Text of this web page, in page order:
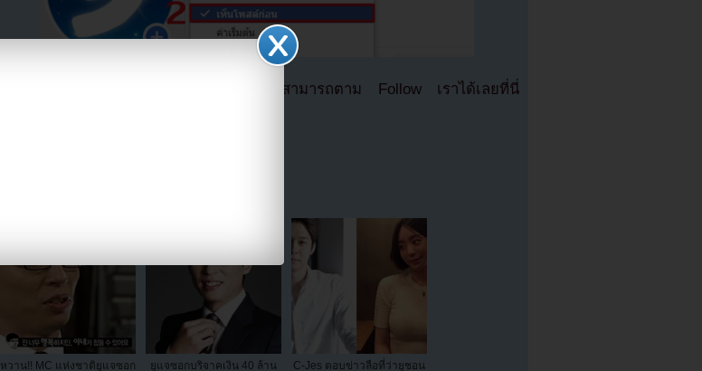
ตอนนี้แฟนๆสามารถติดตามเราได้อีกช่องทางสามารถตาม Follow เราได้เลยที่นี่
หวาน!! MC แห่งชาติยูแจซอก
ยูแจซอกบริจาคเงิน 40 ล้าน
C-Jes ตอบข่าวลือที่ว่ายูชอน